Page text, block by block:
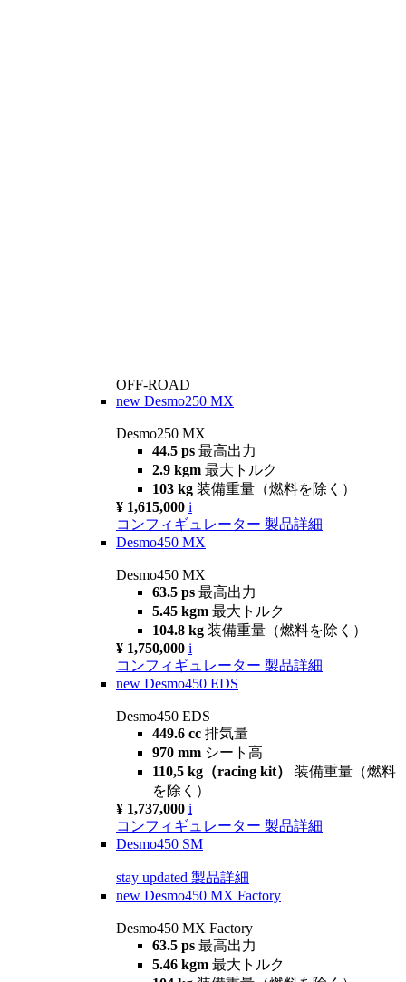
OFF-ROAD
new Desmo250 MX
Desmo250 MX
44.5 ps 最高出力
2.9 kgm 最大トルク
103 kg 装備重量（燃料を除く）
¥ 1,615,000 i
コンフィギュレーター 製品詳細
Desmo450 MX
Desmo450 MX
63.5 ps 最高出力
5.45 kgm 最大トルク
104.8 kg 装備重量（燃料を除く）
¥ 1,750,000 i
コンフィギュレーター 製品詳細
new Desmo450 EDS
Desmo450 EDS
449.6 cc 排気量
970 mm シート高
110,5 kg（racing kit） 装備重量（燃料
を除く）
¥ 1,737,000 i
コンフィギュレーター 製品詳細
Desmo450 SM
stay updated 製品詳細
new Desmo450 MX Factory
Desmo450 MX Factory
63.5 ps 最高出力
5.46 kgm 最大トルク